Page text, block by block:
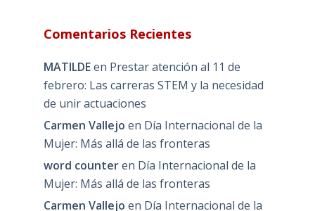
Comentarios Recientes
MATILDEen Prestar atención al 11 de
febrero: Las carreras STEM y la necesidad
de unir actuaciones
Carmen Vallejo en Día Internacional de la
Mujer: Más allá de las fronteras
word counteren Día Internacional de la
Mujer: Más allá de las fronteras
Carmen Vallejo en Día Internacional de la